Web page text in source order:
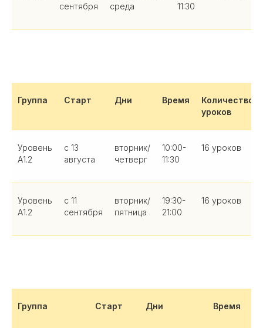
сентября
среда
11:30
Группа Старт Дни Время
Количество
уроков
Уровень
А1.2
с 13
августа
вторник/
четверг
10:00-
11:30
16 уроков
Уровень
А1.2
с 11
сентября
вторник/
пятница
19:30-
21:00
16 уроков
Группа Старт Дни Время